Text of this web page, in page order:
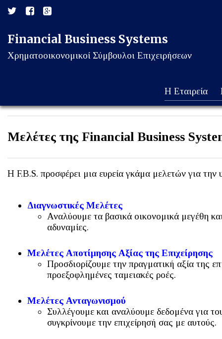
Financial Business Systems
Χρηματοοικονομικοί Σύμβουλοι Επιχειρήσεων
Η Εταιρεία
Μελέτες της Financial Business
Η F.B.S. προσφέρει μια ευρεία γκάμα μελετών για την
Διαγνωστικές Μελέτες
Αναλύουμε τα βασικά οικονομικά μεγέθη
αδυναμίες.
Μελέτες Αποτίμησης Αξίας της Επιχείρησης
Προσδιορίζουμε την πραγματική αξία της
προεξοφλημένες ταμειακές ροές.
Μελέτες Ανταγωνισμού
Συλλέγουμε και αναλύουμε δεδομένα για
συγκρίνουμε την επιχείρησή σας με αυτούς.